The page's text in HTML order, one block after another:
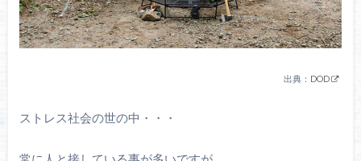
出典： DOD
ストレス社会の世の中・・・